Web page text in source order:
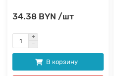
34.38 BYN /шт
В корзину